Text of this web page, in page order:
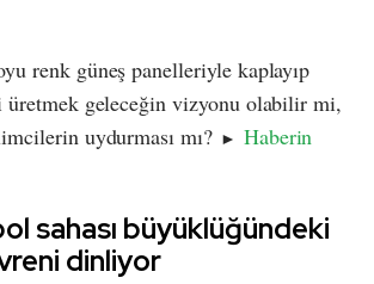
renk güneş panelleriyle kaplayıp
geleceğin vizyonu olabilir mi,
uydurması mı? ► Haberin
sahası büyüklüğündeki
dinliyor